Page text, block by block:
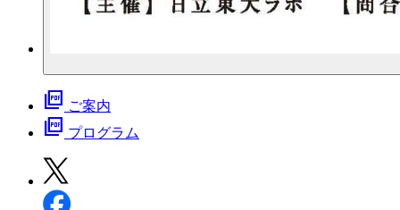
picture_as_pdf ご案内
picture_as_pdf プログラム